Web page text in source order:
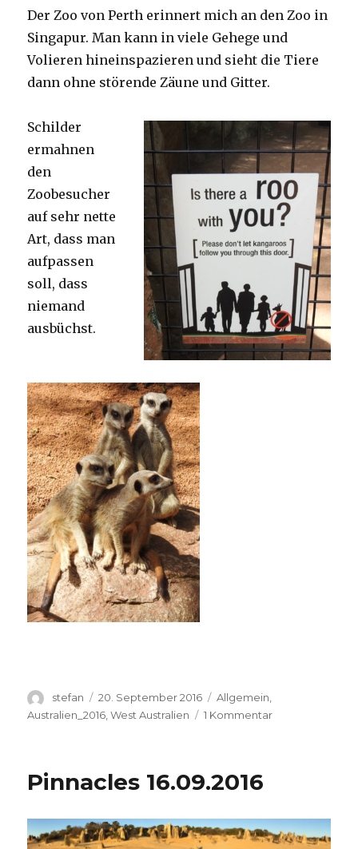
Perth
Der Zoo von Perth erinnert mich an den Zoo in
Singapur. Man kann in viele Gehege und
Volieren hineinspazieren und sieht die Tiere
dann ohne störende Zäune und Gitter.
Schilder
ermahnen
den
Zoobesucher
auf sehr nette
Art, dass man
aufpassen
soll, dass
niemand
ausbüchst.
Autor
stefan
Veröffentlicht
am
20. September 2016 Kategorien
Allgemein,
Australien_2016 ,West Australien 1 Kommentarzu
Pinnacles 16.09.2016